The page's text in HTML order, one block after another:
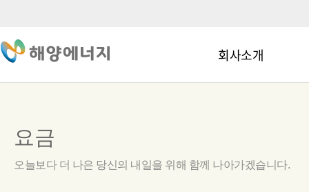
회사소개
요금
오늘보다 더 나은 당신의 내일을 위해 함께 나아가겠습니다.